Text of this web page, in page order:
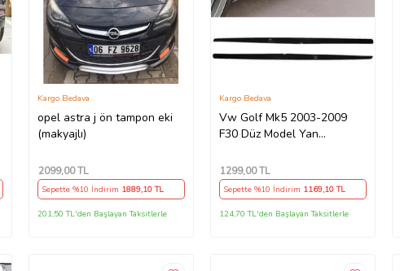
opel astra j ön tampon eki
(makyajlı)
Kargo Bedava
2099,00 TL
Sepette %10 İndirim 1889,10 TL
201,50 TL'den Başlayan Taksitlerle
Vw Golf Mk5 2003-2009
F30 Düz Model Yan
Black
Kargo Bedava
1299,00 TL
Sepette %10 İndirim 1169,10 TL
124,70 TL'den Başlayan Taksitlerle